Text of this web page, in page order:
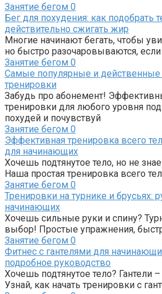
Занятие бегом 0
Бег для похудения: как подобрать
действительно сжигать жир
Многие начинают бегать, чтобы
но быстро разочаровываются, если
Занятие бегом 0
Самые популярные и
тренировки
Забудь про абонемент!
тренировки для любого уровня
похудей и почувствуй
Занятие бегом 0
Эффективная тренировка всего
для начинающих
Хочешь подтянутое тело, но не
Наша простая тренировка всего
Занятие бегом 0
Тренировки на турнике и брусьях:
начинающих
Хочешь сильные руки и спину?
выбор! Простые упражнения,
Занятие бегом 0
Фитнес с гантелями для
подробное руководство
Хочешь подтянутое тело? Гантели
Узнай, как начать тренировки с